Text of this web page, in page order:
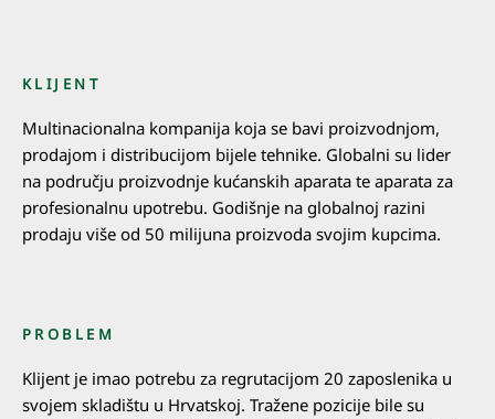
KLIJENT
Multinacionalna kompanija koja se bavi proizvodnjom,
prodajom i distribucijom bijele tehnike. Globalni su lider
na području proizvodnje kućanskih aparata te aparata za
profesionalnu upotrebu. Godišnje na globalnoj razini
prodaju više od 50 milijuna proizvoda svojim kupcima.
PROBLEM
Klijent je imao potrebu za regrutacijom 20 zaposlenika u
svojem skladištu u Hrvatskoj. Tražene pozicije bile su